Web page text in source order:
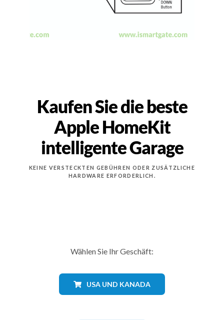
Kaufen Sie die beste
Apple HomeKit
intelligente Garage
KEINE VERSTECKTEN GEBÜHREN ODER ZUSÄTZLICHE
HARDWARE ERFORDERLICH.
Wählen Sie Ihr Geschäft:
USA UND KANADA